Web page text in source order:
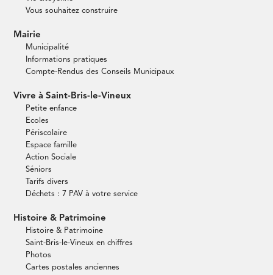
Vous souhaitez construire
Mairie
Municipalité
Informations pratiques
Compte-Rendus des Conseils Municipaux
Vivre à Saint-Bris-le-Vineux
Petite enfance
Ecoles
Périscolaire
Espace famille
Action Sociale
Séniors
Tarifs divers
Déchets : 7 PAV à votre service
Histoire & Patrimoine
Histoire & Patrimoine
Saint-Bris-le-Vineux en chiffres
Photos
Cartes postales anciennes